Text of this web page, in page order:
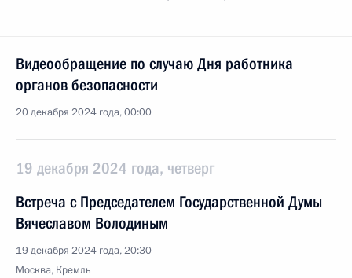
Видеообращение по случаю Дня работника
органов безопасности
20 декабря 2024 года, 00:00
19 декабря 2024 года, четверг
Встреча с Председателем Государственной Думы
Вячеславом Володиным
19 декабря 2024 года, 20:30
Москва, Кремль